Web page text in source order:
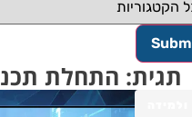
תגית: התחלת תכנות